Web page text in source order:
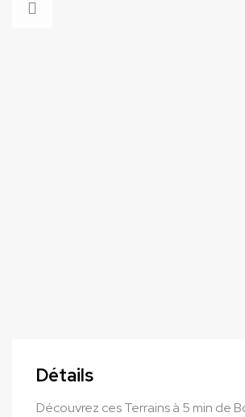
Détails
Découvrez ces Terrains à 5 min de